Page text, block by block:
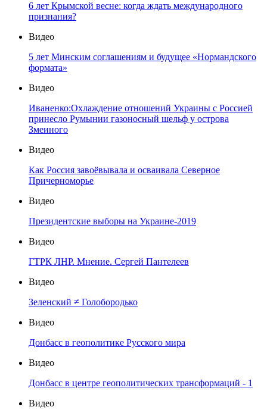
6 лет Крымской весне: когда ждать международного
признания?
Видео
5 лет Минским соглашениям и будущее «Нормандского
формата»
Видео
Иваненко:Охлаждение отношений Украины с Россией
принесло Румынии газоносный шельф у острова
Змеиного
Видео
Как Россия завоёвывала и осваивала Северное
Причерноморье
Видео
Президентские выборы на Украине-2019
Видео
ГТРК ЛНР. Мнение. Сергей Пантелеев
Видео
Зеленский ≠ Голобородько
Видео
Донбасс в геополитике Русского мира
Видео
Донбасс в центре геополитических трансформаций - 1
Видео